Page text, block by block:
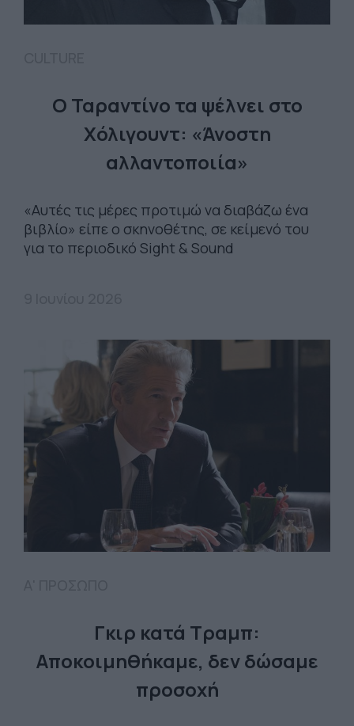
Ο Ταραντίνο τα ψέλνει στο
Χόλιγουντ: «Άνοστη
αλλαντοποιία»
«Αυτές τις μέρες προτιμώ να διαβάζω ένα
βιβλίο» είπε ο σκηνοθέτης, σε κείμενό του
για το περιοδικό Sight & Sound
Γκιρ κατά Τραμπ:
Αποκοιμηθήκαμε, δεν δώσαμε
προσοχή